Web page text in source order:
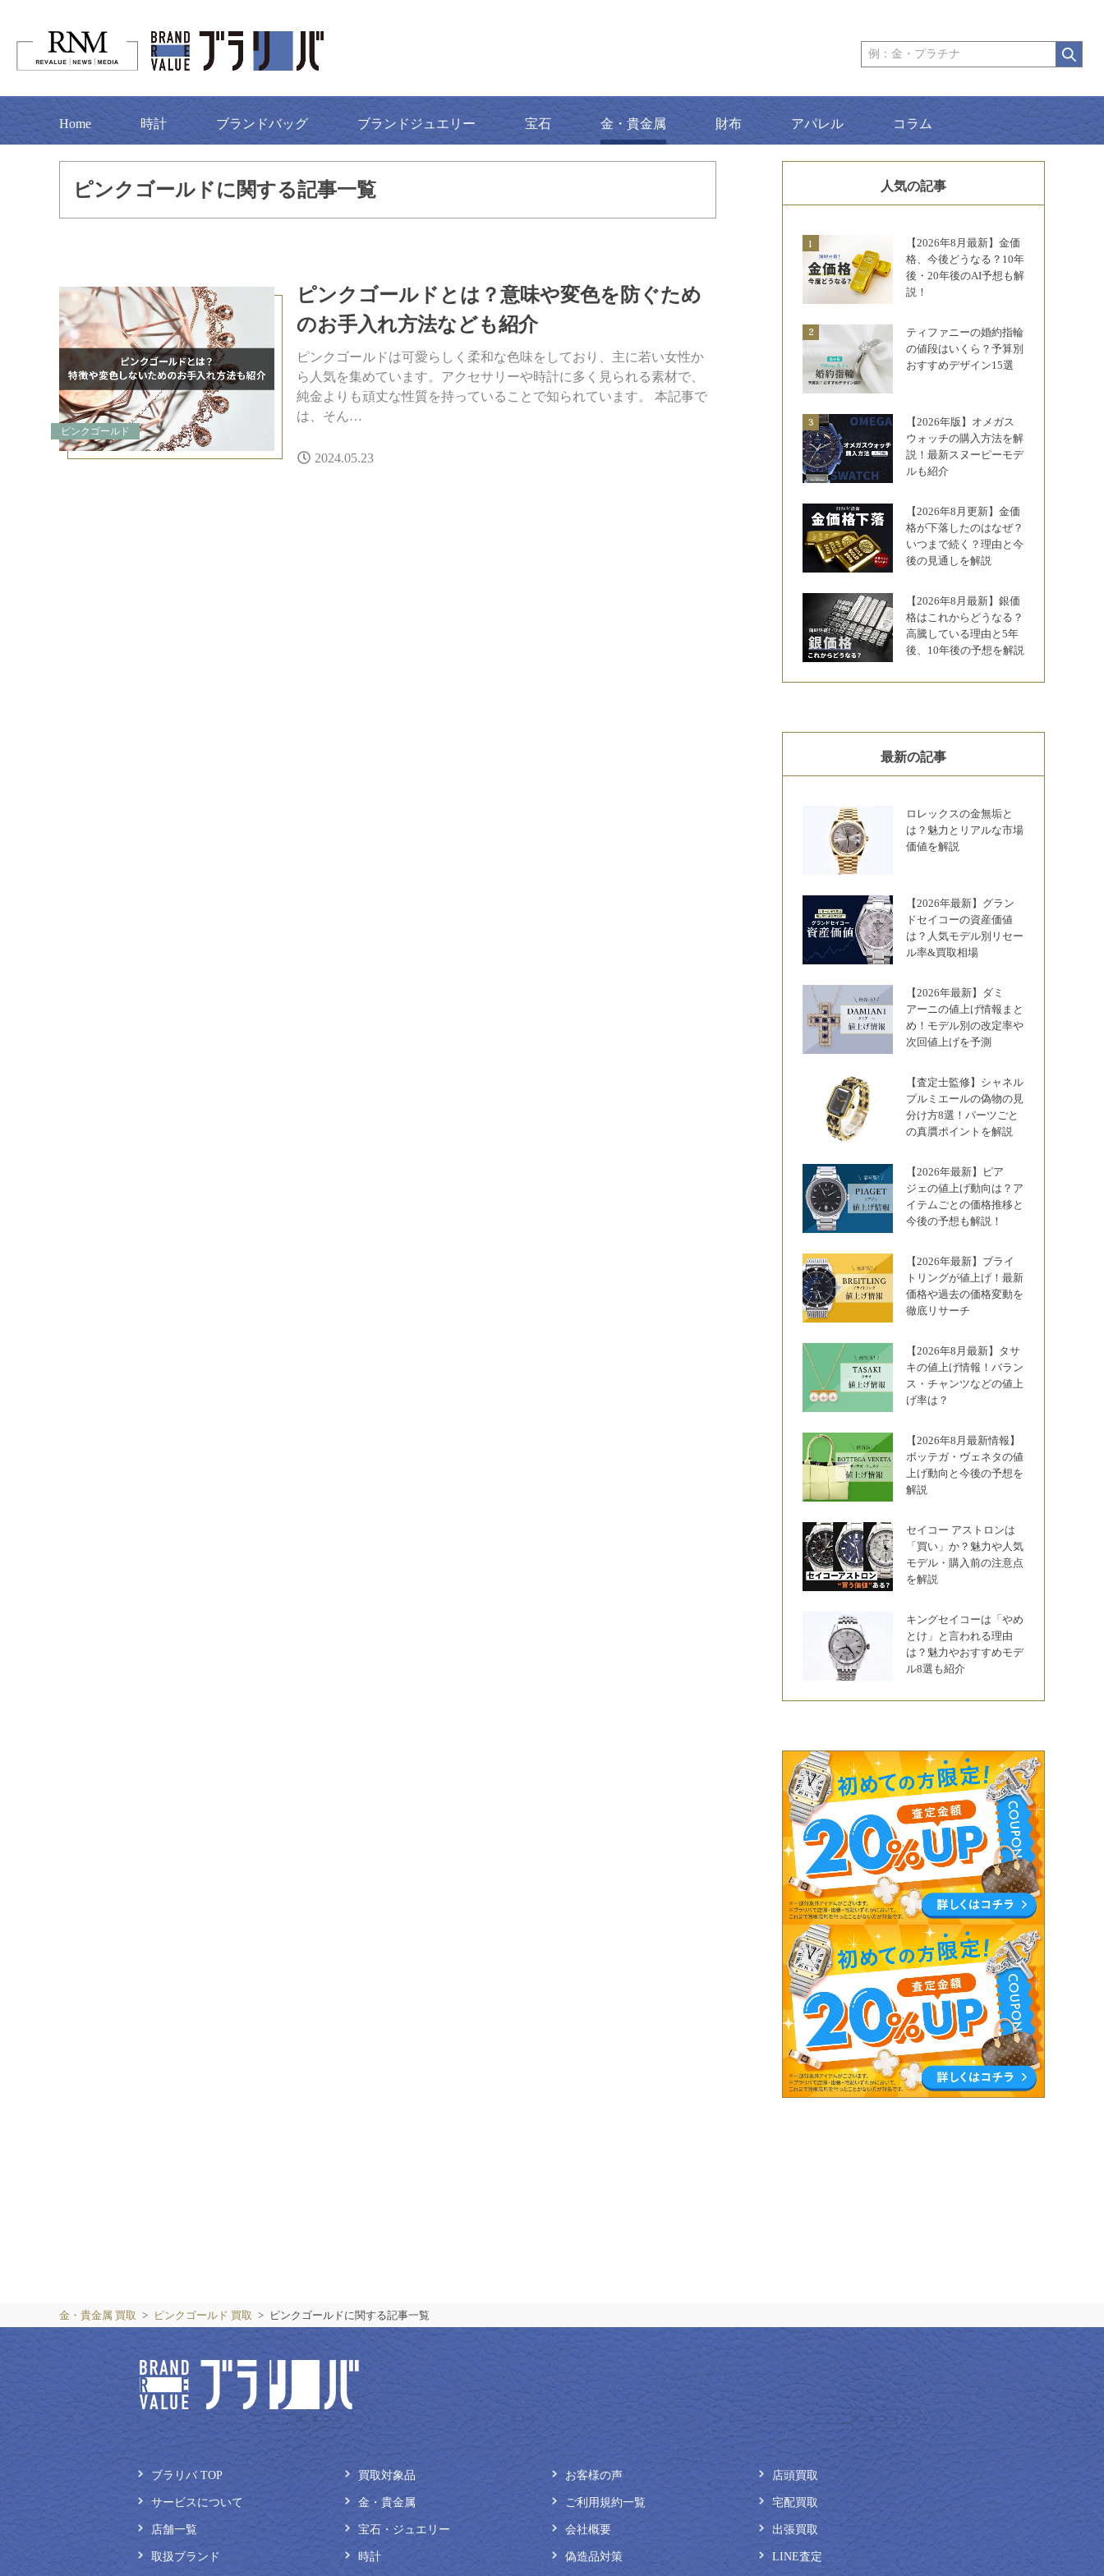
Home 時計 ブランドバッグ ブランドジュエリー 宝石 金・貴金属 財布 アパレル コラム
ピンクゴールドに関する記事一覧
ピンクゴールド
ピンクゴールドとは？意味や変色を防ぐため
のお手入れ方法なども紹介
ピンクゴールドは可愛らしく柔和な色味をしており、主に若い女性か
ら人気を集めています。アクセサリーや時計に多く見られる素材で、
純金よりも頑丈な性質を持っていることで知られています。 本記事で
は、そん…
2024.05.23
人気の記事
【2026年8月最新】金価
格、今後どうなる？10年
後・20年後のAI予想も解
説！
ティファニーの婚約指輪
の値段はいくら？予算別
おすすめデザイン15選
【2026年版】オメガス
ウォッチの購入方法を解
説！最新スヌーピーモデ
ルも紹介
【2026年8月更新】金価
格が下落したのはなぜ？
いつまで続く？理由と今
後の見通しを解説
【2026年8月最新】銀価
格はこれからどうなる？
高騰している理由と5年
後、10年後の予想を解説
最新の記事
ロレックスの金無垢と
は？魅力とリアルな市場
価値を解説
【2026年最新】グラン
ドセイコーの資産価値
は？人気モデル別リセー
ル率&買取相場
【2026年最新】ダミ
アーニの値上げ情報まと
め！モデル別の改定率や
次回値上げを予測
【査定士監修】シャネル
プルミエールの偽物の見
分け方8選！パーツごと
の真贋ポイントを解説
【2026年最新】ピア
ジェの値上げ動向は？ア
イテムごとの価格推移と
今後の予想も解説！
【2026年最新】ブライ
トリングが値上げ！最新
価格や過去の価格変動を
徹底リサーチ
【2026年8月最新】タサ
キの値上げ情報！バラン
ス・チャンツなどの値上
げ率は？
【2026年8月最新情報】
ボッテガ・ヴェネタの値
上げ動向と今後の予想を
解説
セイコー アストロンは
「買い」か？魅力や人気
モデル・購入前の注意点
を解説
キングセイコーは「やめ
とけ」と言われる理由
は？魅力やおすすめモデ
ル8選も紹介
金・貴金属 買取 ピンクゴールド 買取 ピンクゴールドに関する記事一覧
ブラリバ TOP
サービスについて
店舗一覧
取扱ブランド
買取対象品
金・貴金属
宝石・ジュエリー
時計
お客様の声
ご利用規約一覧
会社概要
偽造品対策
店頭買取
宅配買取
出張買取
LINE査定